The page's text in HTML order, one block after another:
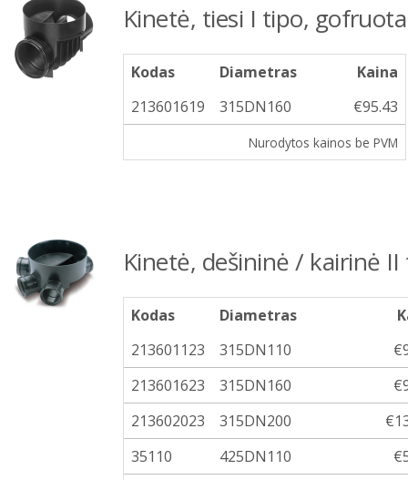
Kinetė, tiesi I tipo, gofruota
Kodas Diametras
Kaina
213601619
315DN160 €95.43
Nurodytos kainos be PVM
Kinetė, dešininė / kairinė
Kodas Diametras
213601123
315DN110
213601623
315DN160
213602023
315DN200
35110
425DN110